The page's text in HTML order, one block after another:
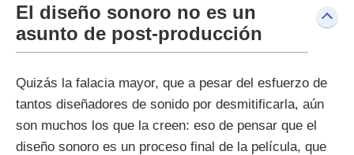
El diseño sonoro no es un
asunto de post-producción
Quizás la falacia mayor, que a pesar del esfuerzo de
tantos diseñadores de sonido por desmitificarla, aún
son muchos los que la creen: eso de pensar que el
diseño sonoro es un proceso final de la película, que